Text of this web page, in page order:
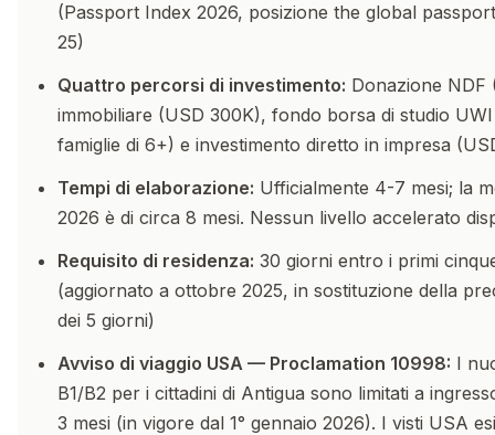
(Passport Index 2026, posizione the global
25)
Quattro percorsi di investimento: Donazione NDF
immobiliare (USD 300K), fondo borsa di studio
famiglie di 6+) e investimento diretto in impresa
Tempi di elaborazione: Ufficialmente 4-7 mesi; la
2026 è di circa 8 mesi. Nessun livello accelerato
Requisito di residenza: 30 giorni entro i primi
(aggiornato a ottobre 2025, in sostituzione della
dei 5 giorni)
Avviso di viaggio USA — Proclamation 10998: I
B1/B2 per i cittadini di Antigua sono limitati a
3 mesi (in vigore dal 1° gennaio 2026). I visti USA